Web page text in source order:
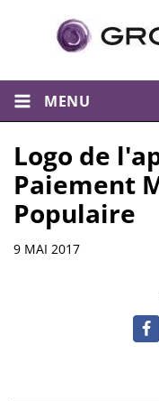
MENU
Logo de
Paiement
Populaire
Informations
9 MAI 2017